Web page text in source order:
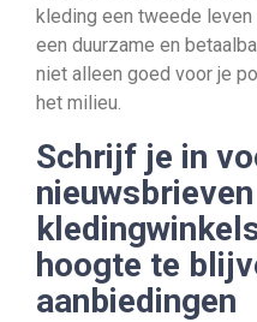
kleding een tweede leven
een duurzame en
niet alleen goed voor je
het milieu.
Schrijf je in
hoogte te
aanbiedingen